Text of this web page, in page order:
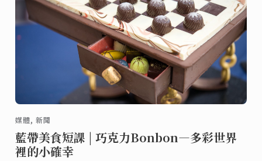
媒體, 新聞
藍帶美食短課 | 巧克力Bonbon—多彩世界
裡的小確幸